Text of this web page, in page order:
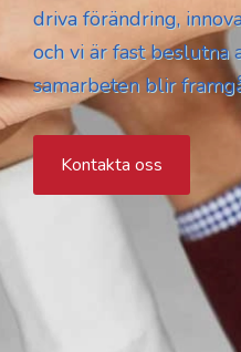
driva förändring,
och vi är fast beslutna
samarbeten blir
Kontakta oss